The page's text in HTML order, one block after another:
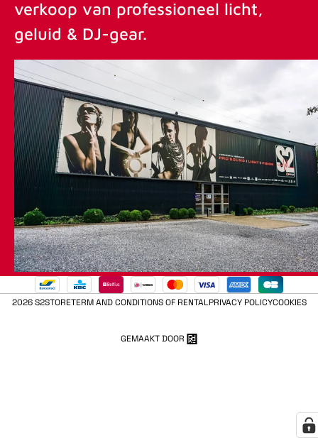
verkoop van professioneel licht,
geluid & DJ-gear.
2026 S2STORETERM AND CONDITIONS OF RENTALPRIVACY POLICYCOOKIES
GEMAAKT DOOR